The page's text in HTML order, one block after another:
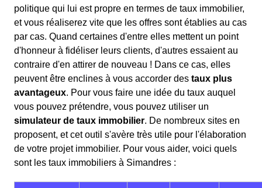
politique qui lui est propre en termes de taux immobilier,
et vous réaliserez vite que les offres sont établies au cas
par cas. Quand certaines d'entre elles mettent un point
d'honneur à fidéliser leurs clients, d'autres essaient au
contraire d'en attirer de nouveau ! Dans ce cas, elles
peuvent être enclines à vous accorder des taux plus
avantageux. Pour vous faire une idée du taux auquel
vous pouvez prétendre, vous pouvez utiliser un
simulateur de taux immobilier. De nombreux sites en
proposent, et cet outil s'avère très utile pour l'élaboration
de votre projet immobilier. Pour vous aider, voici quels
sont les taux immobiliers à Simandres :